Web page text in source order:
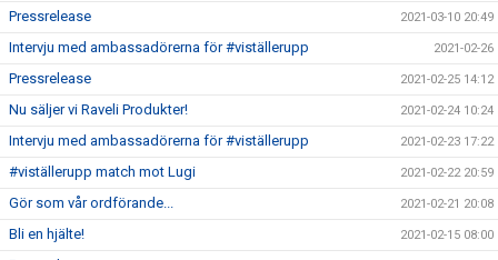
Pressrelease 2021-03-10 20:49
Intervju med ambassadörerna för #viställerupp 2021-02-26
Pressrelease 2021-02-25 14:12
Nu säljer vi Raveli Produkter! 2021-02-24 10:24
Intervju med ambassadörerna för #viställerupp 2021-02-23 17:22
#viställerupp match mot Lugi 2021-02-22 20:59
Gör som vår ordförande... 2021-02-21 20:08
Bli en hjälte! 2021-02-15 08:00